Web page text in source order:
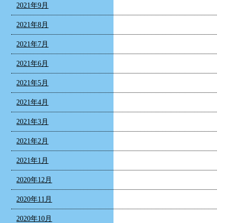
2021年9月
2021年8月
2021年7月
2021年6月
2021年5月
2021年4月
2021年3月
2021年2月
2021年1月
2020年12月
2020年11月
2020年10月